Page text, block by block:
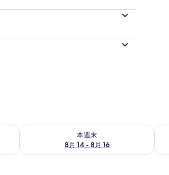
本週末
8月 14 - 8月 16
查看本週末 8月 14 - 8月 16的可訂空房 查